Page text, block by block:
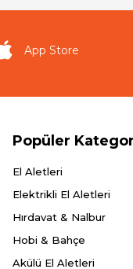
App Store
Popüler
El Aletleri
Elektrikli El Aletleri
Hırdavat & Nalbur
Hobi & Bahçe
Akülü El Aletleri